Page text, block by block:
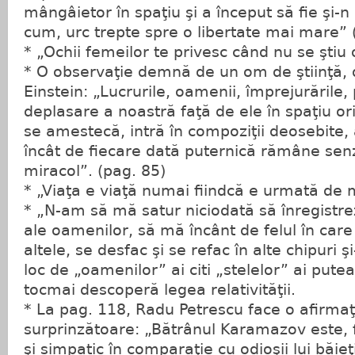
mângâietor în spaţiu şi a început să fie şi-
cum, urc trepte spre o libertate mai mare”
* „Ochii femeilor te privesc când nu se ştiu
* O observaţie demnă de un om de ştiinţă,
Einstein: „Lucrurile, oamenii, împrejurările,
deplasare a noastră faţă de ele în spaţiu
se amestecă, intră în compoziţii
încât de fiecare dată puternică rămâne
miracol”. (pag. 85)
* „Viaţa e viaţă numai fiindcă e urmată de
* „N-am să mă satur niciodată să
ale oamenilor, să mă încânt de felul în
altele, se desfac şi se refac în alte chipuri
loc de „oamenilor” ai citi „stelelor” ai
tocmai descoperă legea relativităţii.
* La pag. 118, Radu Petrescu face o
surprinzătoare: „Bătrânul Karamazov
şi simpatic în comparaţie cu odioşii lui